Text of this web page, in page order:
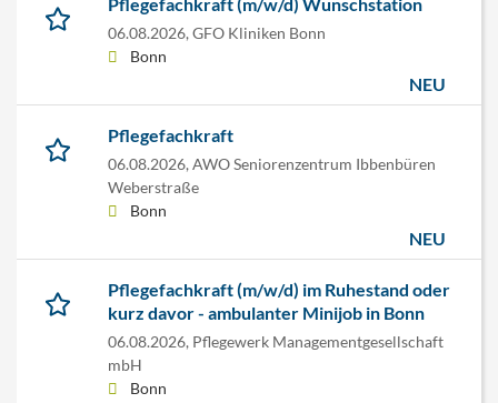
06.08.2026, GFO Kliniken Bonn
Bonn
NEU
Pflegefachkraft
06.08.2026, AWO Seniorenzentrum Ibbenbüren
Weberstraße
Bonn
NEU
Pflegefachkraft (m/w/d) im Ruhestand oder
kurz davor - ambulanter Minijob in Bonn
06.08.2026, Pflegewerk Managementgesellschaft
mbH
Bonn